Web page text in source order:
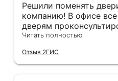
Решили поменять
компанию! В офисе все подсказали и по
дверям
фурнитуре. Анастасия
Монтаж быстро,
Сергея прямо
Читать полностью
Отзыв 2ГИС